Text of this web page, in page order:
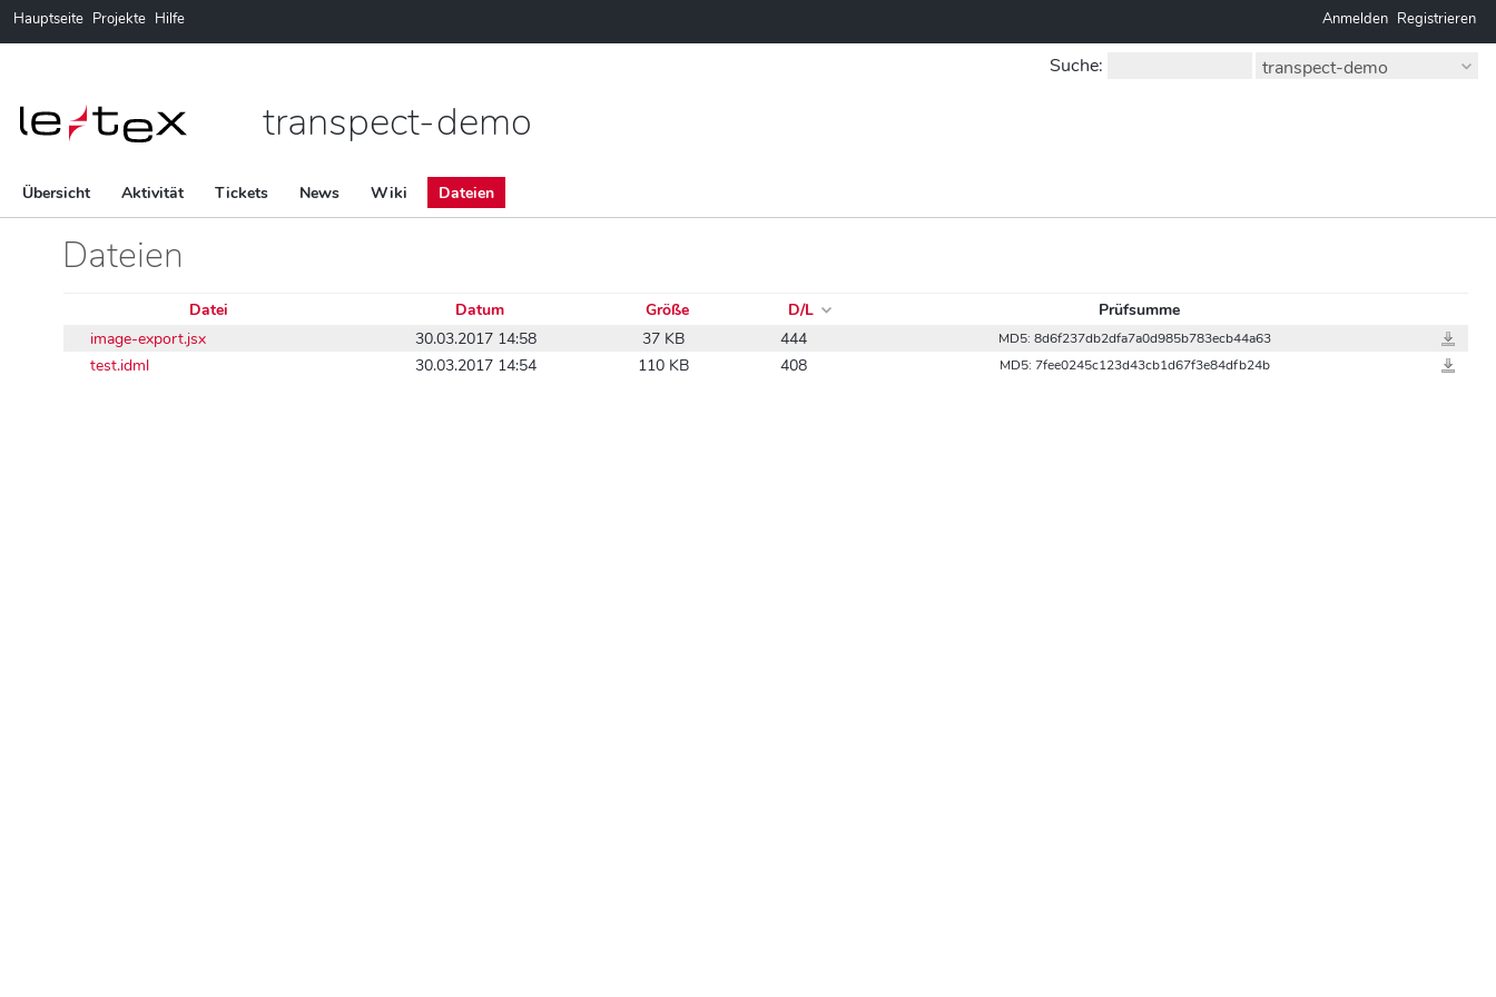
Anmelden Registrieren
Hauptseite Projekte Hilfe
Suche: transpect-demo
transpect-demo
Übersicht Aktivität Tickets News Wiki Dateien
Dateien
Datei Datum Größe D/L
Prüfsumme
image-export.jsx
30.03.2017 14:58 37 KB 444 MD5: 8d6f237db2dfa7a0d985b783ecb44a63
test.idml 30.03.2017 14:54 110 KB 408 MD5: 7fee0245c123d43cb1d67f3e84dfb24b